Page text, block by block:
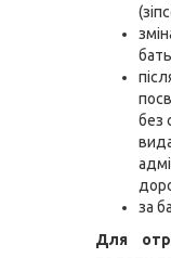
без
за
Для